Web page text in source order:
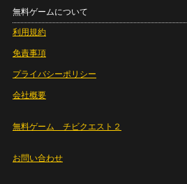
無料ゲームについて
利用規約
免責事項
プライバシーポリシー
会社概要
無料ゲーム チビクエスト２
お問い合わせ